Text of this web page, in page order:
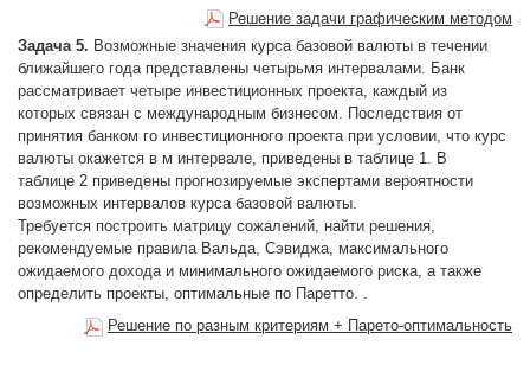
Решение задачи графическим методом
Задача 5. Возможные значения курса базовой валюты в течении
ближайшего года представлены четырьмя интервалами. Банк
рассматривает четыре инвестиционных проекта, каждый из
которых связан с международным бизнесом. Последствия от
принятия банком го инвестиционного проекта при условии, что курс
валюты окажется в м интервале, приведены в таблице 1. В
таблице 2 приведены прогнозируемые экспертами вероятности
возможных интервалов курса базовой валюты.
Требуется построить матрицу сожалений, найти решения,
рекомендуемые правила Вальда, Сэвиджа, максимального
ожидаемого дохода и минимального ожидаемого риска, а также
определить проекты, оптимальные по Паретто. .
Решение по разным критериям + Парето-оптимальность